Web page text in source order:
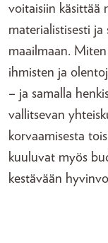
voitaisiin käsittää
materialistisesti
maailmaan.
ihmisten ja
– ja samalla
vallitsevan
korvaamisesta
kuuluvat myös
kestävään